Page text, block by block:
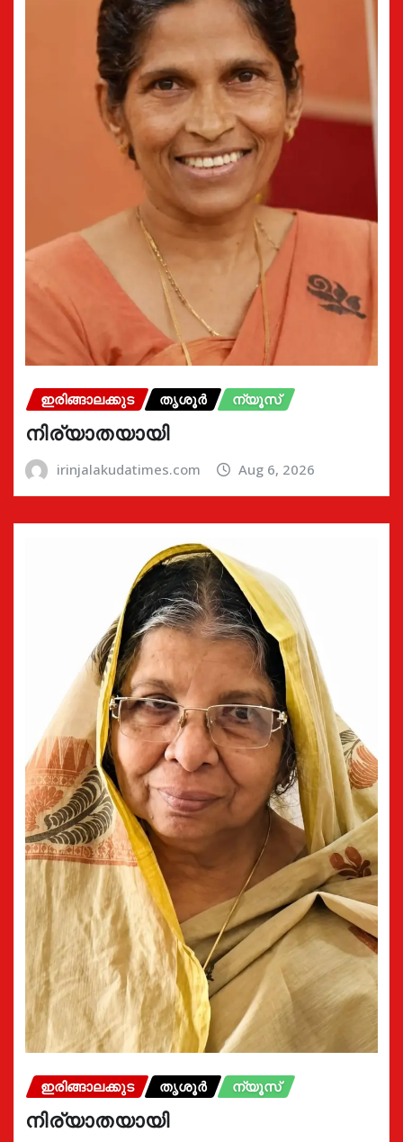
ഇരിങ്ങാലക്കുട തൃശൂർ ന്യൂസ്
നിര്യാതയായി
irinjalakudatimes.com Aug 6, 2026
ഇരിങ്ങാലക്കുട തൃശൂർ ന്യൂസ്
നിര്യാതയായി